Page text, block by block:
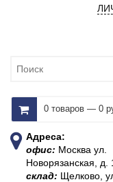
0 товаров — 0
Адреса:
офис: Москва ул.
Новорязанская, д.
склад: Щелково,